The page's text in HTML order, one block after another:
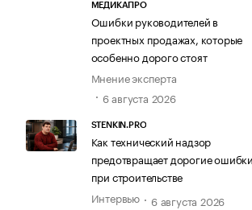
МЕДИКАПРО
Ошибки руководителей в
проектных продажах, которые
особенно дорого стоят
Мнение эксперта
6 августа 2026
STENKIN.PRO
Как технический надзор
предотвращает дорогие ошибки
при строительстве
Интервью
6 августа 2026